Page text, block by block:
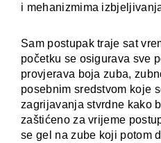
i mehanizmima
Sam postupak traje sat
početku se osigurava sve
provjerava boja zuba,
posebnim sredstvom koje
zagrijavanja stvrdne kako
zaštićeno za vrijeme
se gel na zube koji potom